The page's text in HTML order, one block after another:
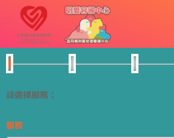
請選擇服務：
服務